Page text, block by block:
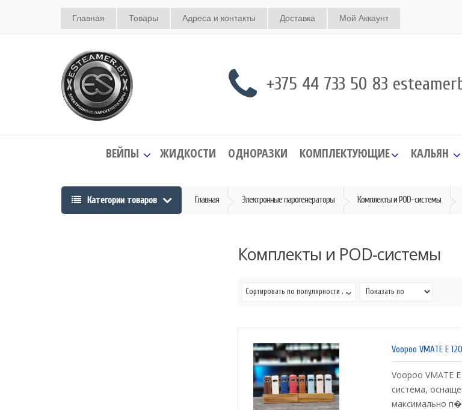
Главная Товары Адреса и контакты Доставка Мой Аккаунт
+375 44 733 50 83
ВЕЙПЫ ЖИДКОСТИ ОДНОРАЗКИ КОМПЛЕКТУЮЩИЕ КАЛЬЯН
Категории товаров Главная Электронные парогенераторы Комплекты и POD-системы
Комплекты и POD-системы
Сортировать по популярности . . .
Voopoo VMATE E
Voopoo VMATE
система,
максимально